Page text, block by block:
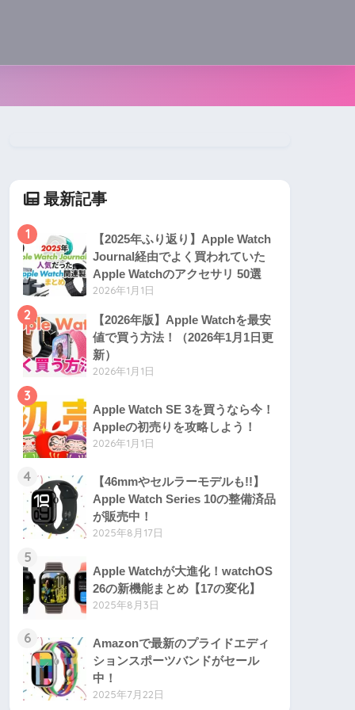
最新記事
1
【2025年ふり返り】Apple Watch
Journal経由でよく買われていた
Apple Watchのアクセサリ 50選
2026年1月1日
2
【2026年版】Apple Watchを最安
値で買う方法！（2026年1月1日更
新）
2026年1月1日
3
Apple Watch SE 3を買うなら今！
Appleの初売りを攻略しよう！
2026年1月1日
4
【46mmやセルラーモデルも!!】
Apple Watch Series 10の整備済品
が販売中！
2025年8月17日
5
Apple Watchが大進化！watchOS
26の新機能まとめ【17の変化】
2025年8月3日
6
Amazonで最新のプライドエディ
ションスポーツバンドがセール
中！
2025年7月22日